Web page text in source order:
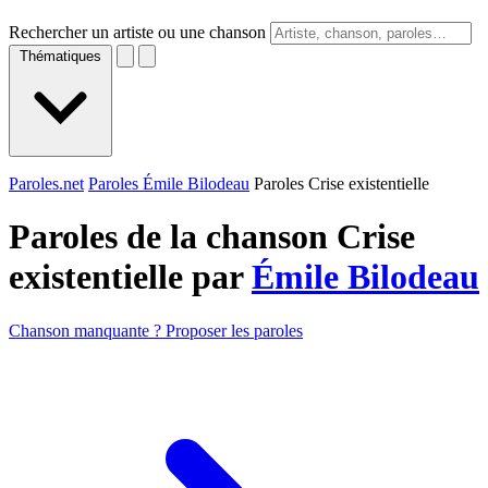
Rechercher un artiste ou une chanson
Thématiques
Paroles.net Paroles Émile Bilodeau Paroles Crise existentielle
Paroles de la chanson Crise
existentielle parÉmile Bilodeau
Chanson manquante ? Proposer les paroles